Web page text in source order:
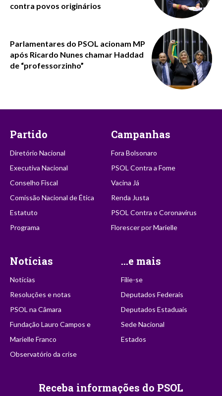
contra povos originários
Parlamentares do PSOL acionam MP
após Ricardo Nunes chamar Haddad
de “professorzinho”
Partido
Diretório Nacional
Executiva Nacional
Conselho Fiscal
Comissão Nacional de Ética
Estatuto
Programa
Campanhas
Fora Bolsonaro
PSOL Contra a Fome
Vacina Já
Renda Justa
PSOL Contra o Coronavírus
Florescer por Marielle
Notícias
Notícias
Resoluções e notas
PSOL na Câmara
Fundação Lauro Campos e
Marielle Franco
Observatório da crise
...e mais
Filie-se
Deputados Federais
Deputados Estaduais
Sede Nacional
Estados
Receba informações do PSOL